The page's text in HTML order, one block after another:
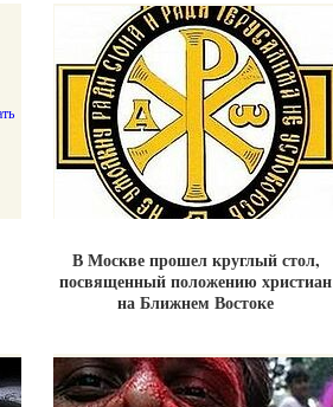
В Москве прошел круглый стол,
посвященный положению христиан
на Ближнем Востоке